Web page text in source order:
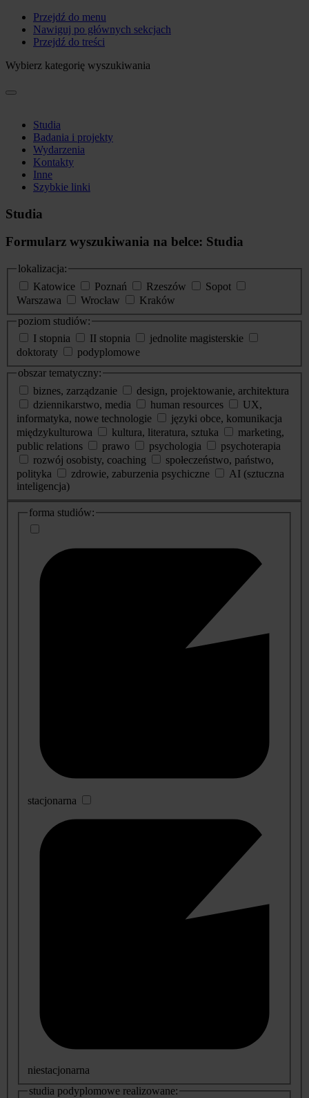
Przejdź do menu
Nawiguj po głównych sekcjach
Przejdź do treści
Wybierz kategorię wyszukiwania
Studia
Badania i projekty
Wydarzenia
Kontakty
Inne
Szybkie linki
Studia
Formularz wyszukiwania na belce: Studia
lokalizacja:
Katowice
Poznań Rzeszów
Sopot
Warszawa
Wrocław
Kraków
poziom studiów:
I stopnia
II stopnia
jednolite magisterskie
doktoraty
podyplomowe
obszar tematyczny:
biznes, zarządzanie
design, projektowanie, architektura
dziennikarstwo, media
human resources
UX,
informatyka, nowe technologie
języki obce, komunikacja
międzykulturowa
kultura, literatura, sztuka
marketing,
public relations
prawo psychologia
psychoterapia
rozwój osobisty, coaching
społeczeństwo, państwo,
polityka
zdrowie, zaburzenia psychiczne
AI (sztuczna
inteligencja)
dodatkowe
informacje
forma studiów:
stacjonarna
niestacjonarna
studia podyplomowe realizowane: